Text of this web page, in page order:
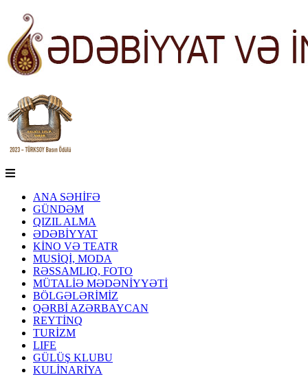
ANA SƏHİFƏ
GÜNDƏM
QIZIL ALMA
ƏDƏBİYYAT
KİNO VƏ TEATR
MUSİQİ, MODA
RƏSSAMLIQ, FOTO
MÜTALİƏ MƏDƏNİYYƏTİ
BÖLGƏLƏRİMİZ
QƏRBİ AZƏRBAYCAN
REYTİNQ
TURİZM
LIFE
GÜLÜŞ KLUBU
KULİNARİYA